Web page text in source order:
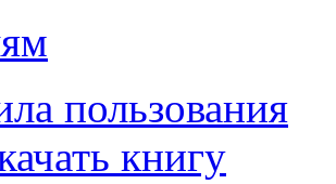
пользования
книгу